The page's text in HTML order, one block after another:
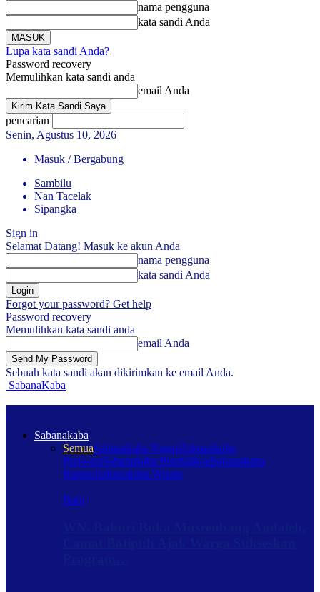
nama pengguna
kata sandi Anda
Lupa kata sandi Anda?
Password recovery
Memulihkan kata sandi anda
email Anda
pencarian
Senin, Agustus 10, 2026
Masuk / Bergabung
Sambilu
Nan Tacelak
Sipangka
Sign in
Selamat Datang! Masuk ke akun Anda
nama pengguna
kata sandi Anda
Forgot your password? Get help
Password recovery
Memulihkan kata sandi anda
email Anda
Sebuah kata sandi akan dikirimkan ke email Anda.
SabanaKaba
Sabanakaba
SemuaSabanakaba NagariSabanakaba
PariwaraSabanakaba PendidikanSabanakaba
RantauSabanakaba Wisata
Baru